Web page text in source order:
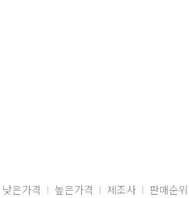
낮은가격 높은가격 제조사 판매순위